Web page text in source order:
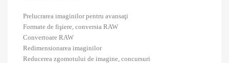
Prelucrarea imaginilor pentru avansaţi
Formate de fişiere, conversia RAW
Convertoare RAW
Redimensionarea imaginilor
Reducerea zgomotului de imagine, concursuri